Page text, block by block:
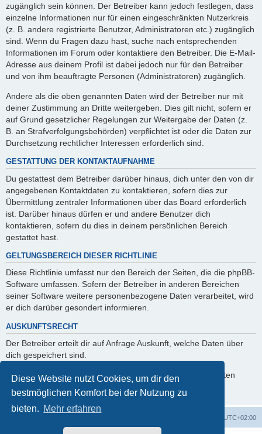
Diese Website nutzt Cookies, um dir den
bestmöglichen Komfort bei der Nutzung zu
bieten. Mehr erfahren
zugänglich sein können. Der Betreiber kann jedoch festlegen, dass
einzelne Informationen nur für einen eingeschränkten Nutzerkreis
(z. B. andere registrierte Benutzer, Administratoren etc.) zugänglich
sind. Wenn du Fragen dazu hast, suche nach entsprechenden
Informationen im Forum oder kontaktiere den Betreiber. Die E-Mail-
Adresse aus deinem Profil ist dabei jedoch nur für den Betreiber
und von ihm beauftragte Personen (Administratoren) zugänglich.
Andere als die oben genannten Daten wird der Betreiber nur mit
deiner Zustimmung an Dritte weitergeben. Dies gilt nicht, sofern er
auf Grund gesetzlicher Regelungen zur Weitergabe der Daten (z.
B. an Strafverfolgungsbehörden) verpflichtet ist oder die Daten zur
Durchsetzung rechtlicher Interessen erforderlich sind.
GESTATTUNG DER KONTAKTAUFNAHME
Du gestattest dem Betreiber darüber hinaus, dich unter den von dir
angegebenen Kontaktdaten zu kontaktieren, sofern dies zur
Übermittlung zentraler Informationen über das Board erforderlich
ist. Darüber hinaus dürfen er und andere Benutzer dich
kontaktieren, sofern du dies in deinem persönlichen Bereich
gestattet hast.
GELTUNGSBEREICH DIESER RICHTLINIE
Diese Richtlinie umfasst nur den Bereich der Seiten, die die phpBB-
Software umfassen. Sofern der Betreiber in anderen Bereichen
seiner Software weitere personenbezogene Daten verarbeitet, wird
er dich darüber gesondert informieren.
AUSKUNFTSRECHT
Der Betreiber erteilt dir auf Anfrage Auskunft, welche Daten über
dich gespeichert sind.
Du kannst jederzeit die Löschung bzw. Sperrung deiner Daten
verlangen. Kontaktiere hierzu bitte den Betreiber.
UTC+02:00